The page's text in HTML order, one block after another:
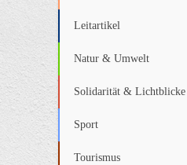
Leitartikel
Natur & Umwelt
Solidarität & Lichtblicke
Sport
Tourismus